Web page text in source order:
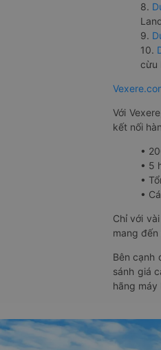
8.
9.
10.
cừu
Với
kết nối
•
• 5
•
•
Chỉ với
mang
Bên cạnh
sánh giá
hãng máy